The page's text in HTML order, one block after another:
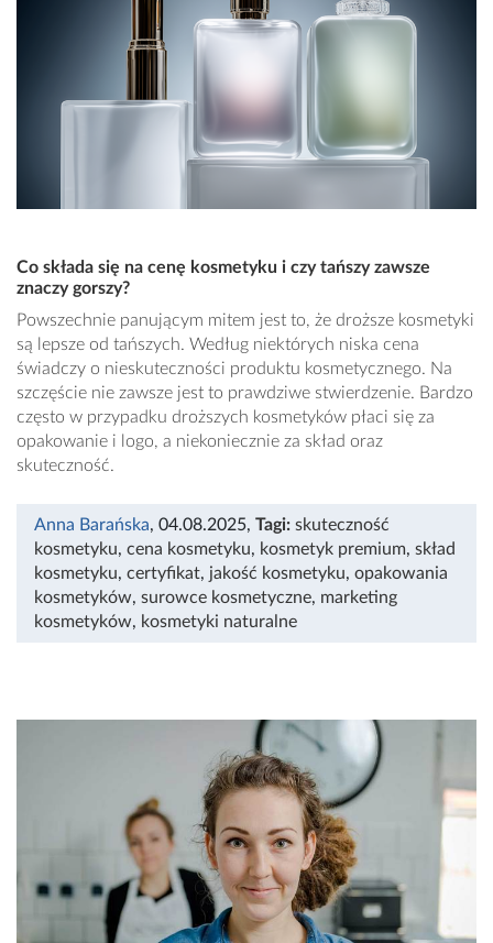
Co składa się na cenę kosmetyku i czy tańszy zawsze
znaczy gorszy?
Powszechnie panującym mitem jest to, że droższe kosmetyki
są lepsze od tańszych. Według niektórych niska cena
świadczy o nieskuteczności produktu kosmetycznego. Na
szczęście nie zawsze jest to prawdziwe stwierdzenie. Bardzo
często w przypadku droższych kosmetyków płaci się za
opakowanie i logo, a niekoniecznie za skład oraz
skuteczność.
Anna Barańska, 04.08.2025, Tagi: skuteczność
kosmetyku, cena kosmetyku, kosmetyk premium, skład
kosmetyku, certyfikat, jakość kosmetyku, opakowania
kosmetyków, surowce kosmetyczne, marketing
kosmetyków, kosmetyki naturalne